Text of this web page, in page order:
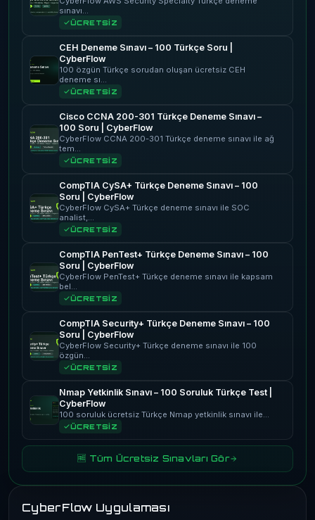
sınavı…
ÜCRETSİZ
CEH Deneme Sınavı – 100 Türkçe Soru |
CyberFlow
100 özgün Türkçe sorudan oluşan ücretsiz CEH
deneme sı…
ÜCRETSİZ
Cisco CCNA 200-301 Türkçe Deneme Sınavı –
100 Soru | CyberFlow
CyberFlow CCNA 200-301 Türkçe deneme sınavı ile ağ
tem…
ÜCRETSİZ
CompTIA CySA+ Türkçe Deneme Sınavı – 100
Soru | CyberFlow
CyberFlow CySA+ Türkçe deneme sınavı ile SOC
analist,…
ÜCRETSİZ
CompTIA PenTest+ Türkçe Deneme Sınavı – 100
Soru | CyberFlow
CyberFlow PenTest+ Türkçe deneme sınavı ile kapsam
bel…
ÜCRETSİZ
CompTIA Security+ Türkçe Deneme Sınavı – 100
Soru | CyberFlow
CyberFlow Security+ Türkçe deneme sınavı ile 100
özgün…
ÜCRETSİZ
Nmap Yetkinlik Sınavı – 100 Soruluk Türkçe Test |
CyberFlow
100 soruluk ücretsiz Türkçe Nmap yetkinlik sınavı ile…
ÜCRETSİZ
🆓 Tüm Ücretsiz Sınavları Gör
CyberFlow Uygulaması